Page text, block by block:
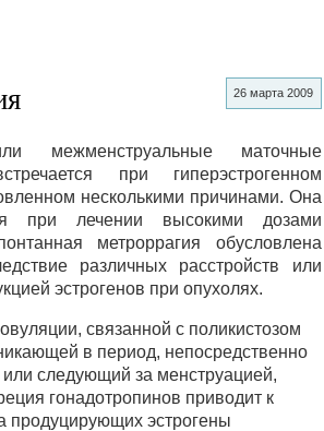
26 марта 2009
межменструальные маточные
при гиперэстрогенном
несколькими причинами. Она
при лечении высокими дозами
метроррагия обусловлена
различных расстройств или
эстрогенов при опухолях.
связанной с поликистозом
в период, непосредственно
следующий за менструацией,
гонадотропинов приводит к
продуцирующих эстрогены